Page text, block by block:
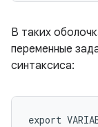
В таких
переменные
синтаксиса:
export